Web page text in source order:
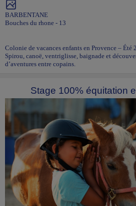
BARBENTANE
Bouches du rhone - 13
Colonie de vacances enfants en Provence – Été
Spirou, canoë, ventriglisse, baignade et
d’aventures entre copains.
Stage 100% équitation